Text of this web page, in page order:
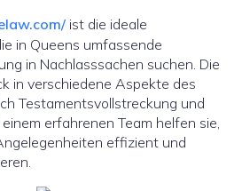
ist die ideale
in Queens umfassende
in Nachlasssachen suchen. Die
in verschiedene Aspekte des
Testamentsvollstreckung und
erfahrenen Team helfen sie,
effizient und